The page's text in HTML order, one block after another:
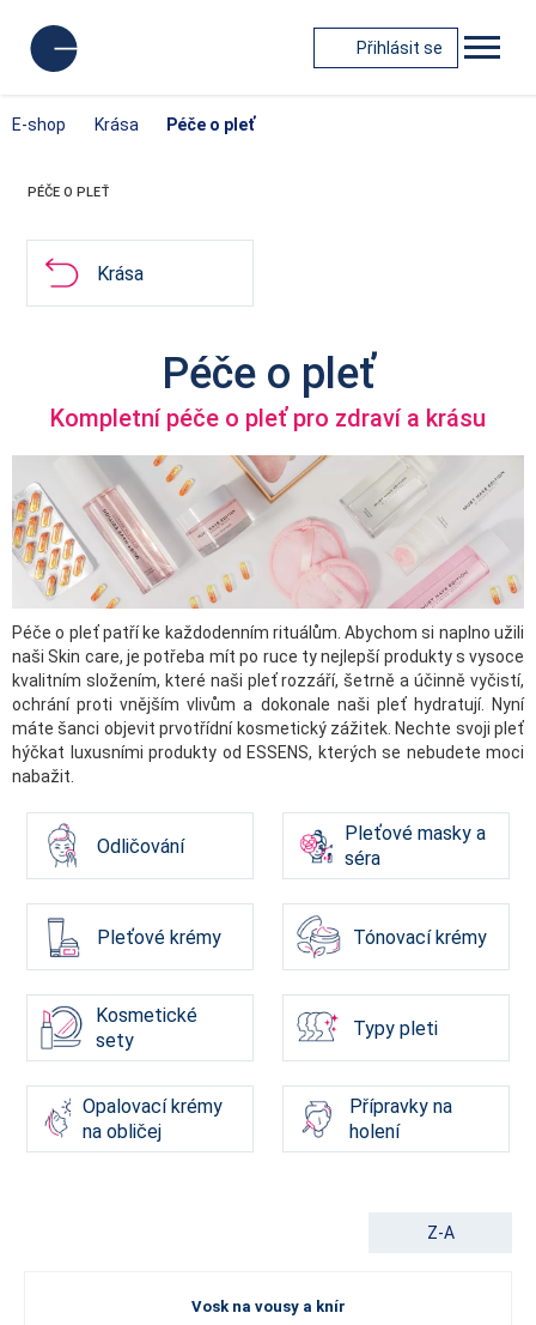
Přihlásit se
E-shop Krása Péče o pleť
PÉČE O PLEŤ
Krása
Péče o pleť
Kompletní péče o pleť pro zdraví a krásu
Péče o pleť patří ke každodenním rituálům. Abychom si naplno užili
naši Skin care, je potřeba mít po ruce ty nejlepší produkty s vysoce
kvalitním složením, které naši pleť rozzáří, šetrně a účinně vyčistí,
ochrání proti vnějším vlivům a dokonale naši pleť hydratují. Nyní
máte šanci objevit prvotřídní kosmetický zážitek. Nechte svoji pleť
hýčkat luxusními produkty od ESSENS, kterých se nebudete moci
nabažit.
Odličování
Pleťové masky a
séra
Pleťové krémy Tónovací krémy
Kosmetické
sety
Typy pleti
Opalovací krémy
na obličej
Přípravky na
holení
Z-A
Vosk na vousy a knír